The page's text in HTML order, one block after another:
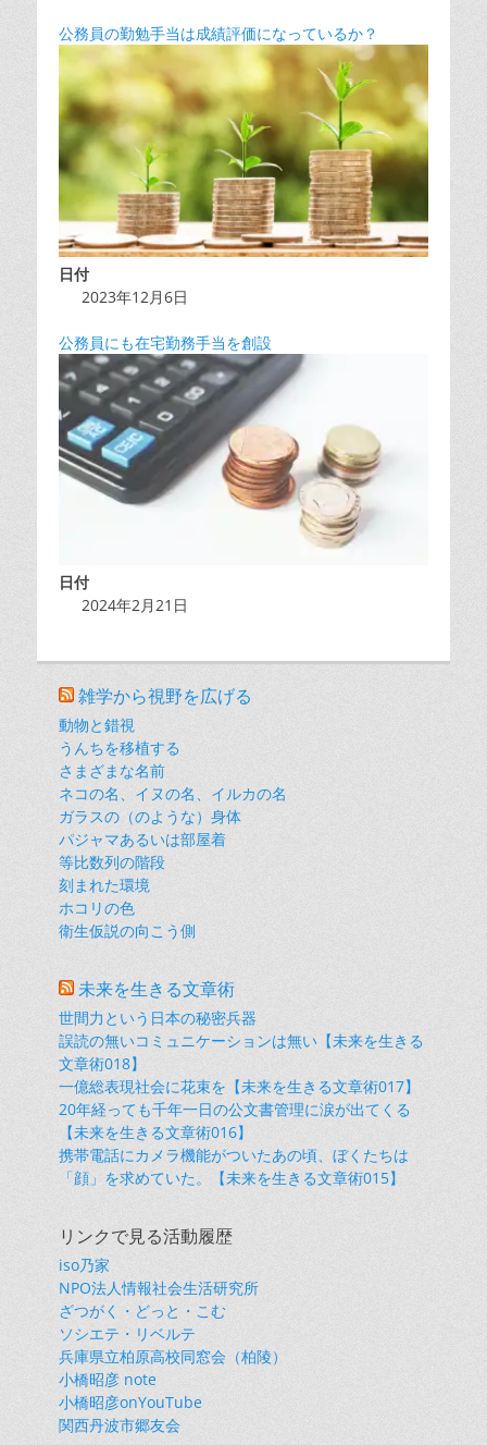
公務員の勤勉手当は成績評価になっているか？
日付
2023年12月6日
公務員にも在宅勤務手当を創設
日付
2024年2月21日
雑学から視野を広げる
動物と錯視
うんちを移植する
さまざまな名前
ネコの名、イヌの名、イルカの名
ガラスの（のような）身体
パジャマあるいは部屋着
等比数列の階段
刻まれた環境
ホコリの色
衛生仮説の向こう側
未来を生きる文章術
世間力という日本の秘密兵器
誤読の無いコミュニケーションは無い【未来を生きる
文章術018】
一億総表現社会に花束を【未来を生きる文章術017】
20年経っても千年一日の公文書管理に涙が出てくる
【未来を生きる文章術016】
携帯電話にカメラ機能がついたあの頃、ぼくたちは
「顔」を求めていた。【未来を生きる文章術015】
リンクで見る活動履歴
iso乃家
NPO法人情報社会生活研究所
ざつがく・どっと・こむ
ソシエテ・リベルテ
兵庫県立柏原高校同窓会（柏陵）
小橋昭彦 note
小橋昭彦onYouTube
関西丹波市郷友会